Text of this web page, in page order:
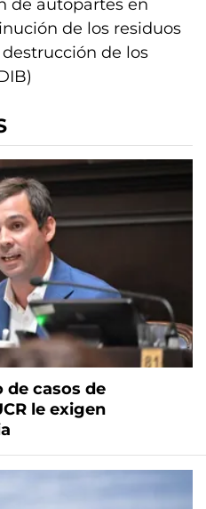
de autopartes en
de los residuos
de los
casos de
le exigen